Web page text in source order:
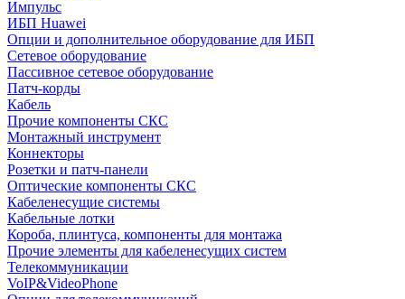
Импульс
ИБП Huawei
Опции и дополнительное оборудование для ИБП
Сетевое оборудование
Пассивное сетевое оборудование
Патч-корды
Кабель
Прочие компоненты СКС
Монтажный инструмент
Коннекторы
Розетки и патч-панели
Оптические компоненты СКС
Кабеленесущие системы
Кабельные лотки
Короба, плинтуса, компоненты для монтажа
Прочие элементы для кабеленесущих систем
Телекоммуникации
VoIP&VideoPhone